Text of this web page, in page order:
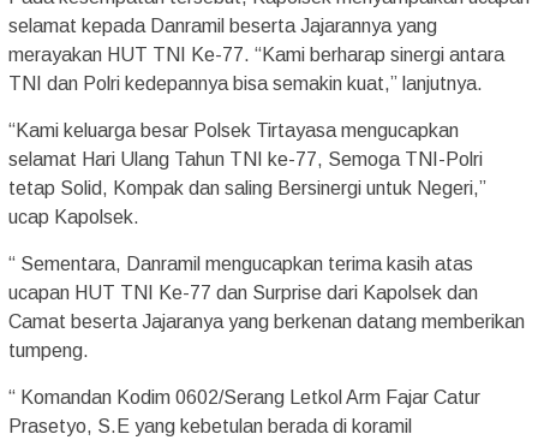
selamat kepada Danramil beserta Jajarannya yang
merayakan HUT TNI Ke-77. “Kami berharap sinergi antara
TNI dan Polri kedepannya bisa semakin kuat,” lanjutnya.
“Kami keluarga besar Polsek Tirtayasa mengucapkan
selamat Hari Ulang Tahun TNI ke-77, Semoga TNI-Polri
tetap Solid, Kompak dan saling Bersinergi untuk Negeri,’’
ucap Kapolsek.
“ Sementara, Danramil mengucapkan terima kasih atas
ucapan HUT TNI Ke-77 dan Surprise dari Kapolsek dan
Camat beserta Jajaranya yang berkenan datang memberikan
tumpeng.
“ Komandan Kodim 0602/Serang Letkol Arm Fajar Catur
Prasetyo, S.E yang kebetulan berada di koramil